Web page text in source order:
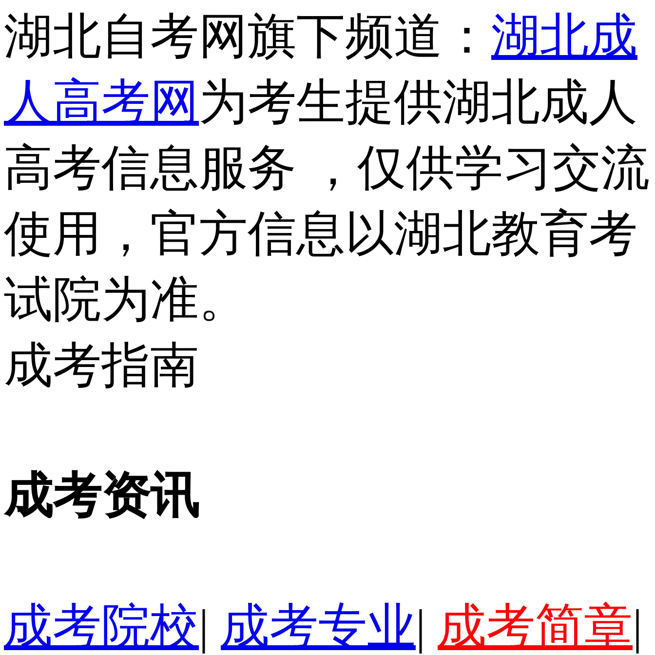
湖北自考网旗下频道： 湖北成
人高考网 为考生提供湖北成人
高考信息服务 ，仅供学习交流
使用，官方信息以湖北教育考
试院为准。
成考指南
成考资讯
成考院校| 成考专业| 成考简章|